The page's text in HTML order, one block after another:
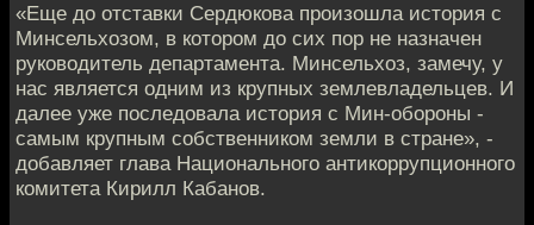
«Еще до отставки Сердюкова произошла история с
Минсельхозом, в котором до сих пор не назначен
руководитель департамента. Минсельхоз, замечу, у
нас является одним из крупных землевладельцев. И
далее уже последовала история с Мин-обороны -
самым крупным собственником земли в стране», -
добавляет глава Национального антикоррупционного
комитета Кирилл Кабанов.